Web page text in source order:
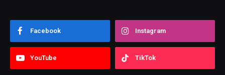
Facebook Instagram
YouTube TikTok